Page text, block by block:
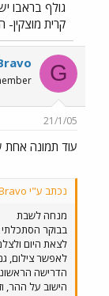
גולף בראבו
קרית מוצקין-
G
21/1/05
עוד תמונה אחת
נכתב ע"י Golf Bravo:
מנחה לשבת
בבוקר הסתכלתי
לצאת היום
לאפשר צילום, גם
הדרישה
הישוב על ההר,